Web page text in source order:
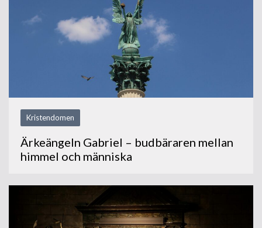
Kristendomen
Ärkeängeln Gabriel – budbäraren mellan
himmel och människa